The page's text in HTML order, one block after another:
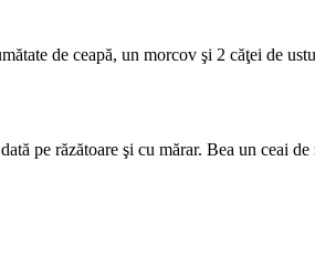
de ceapă, un morcov şi 2 căţei de
pe răzătoare şi cu mărar. Bea un ceai